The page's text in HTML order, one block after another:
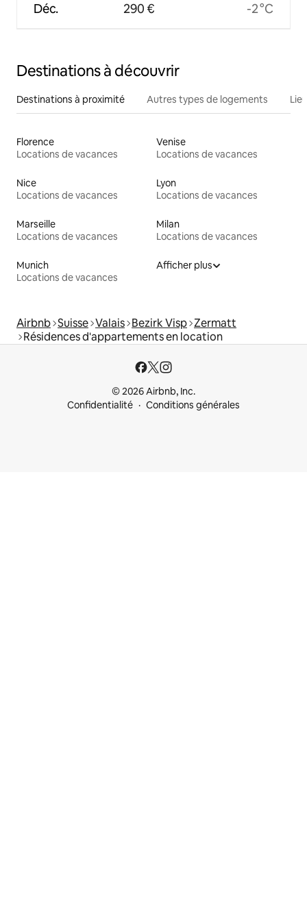
Déc. 290 € -2 °C
Destinations à découvrir
Destinations à proximité Autres types de logements
Florence
Locations de vacances
Venise
Locations de vacances
Nice
Locations de vacances
Lyon
Locations de vacances
Marseille
Locations de vacances
Milan
Locations de vacances
Munich
Locations de vacances
Afficher plus
Airbnb Suisse Valais Bezirk Visp Zermatt
Résidences d'appartements en location
© 2026 Airbnb, Inc.
Confidentialité
Conditions générales